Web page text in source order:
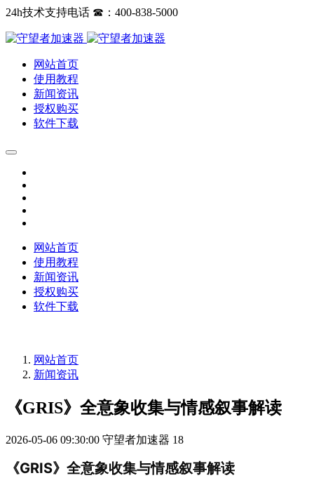
24h技术支持电话 ☎：400-838-5000
网站首页
使用教程
新闻资讯
授权购买
软件下载
网站首页
使用教程
新闻资讯
授权购买
软件下载
网站首页
新闻资讯
《GRIS》全意象收集与情感叙事解读
2026-05-06 09:30:00 守望者加速器 18
《GRIS》全意象收集与情感叙事解读